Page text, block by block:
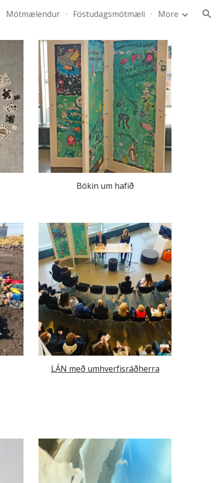
Mótmælendur Föstudagsmótmæli More
Bókin um hafið
LÁN með umhverfisráðherra